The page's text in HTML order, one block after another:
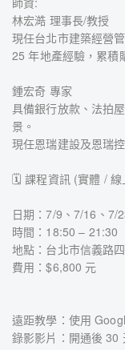
林宏澔 理事長/教授
現任台北市建築經營
25 年地產經驗，累積
鍾宏奇 專家
具備銀行放款、法拍
景。
現任恩瑞建設及恩瑞
🗓️ 課程資訊 (實體 / 線
日期：7/9、7/16、7/
時間：18:50 – 21:30
地點：台北市信義路
費用：$6,800 元
遠距教學：使用
錄影影片：開通後 30